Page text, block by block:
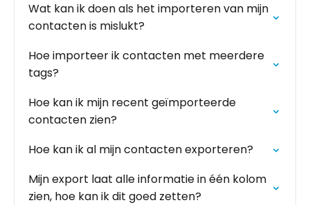
Wat kan ik doen als het importeren van mijn
contacten is mislukt?
Hoe importeer ik contacten met meerdere
tags?
Hoe kan ik mijn recent geïmporteerde
contacten zien?
Hoe kan ik al mijn contacten exporteren?
Mijn export laat alle informatie in één kolom
zien, hoe kan ik dit goed zetten?